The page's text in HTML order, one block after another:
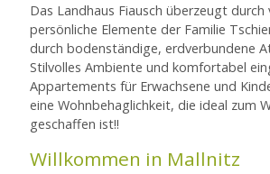
Das Landhaus Fiausch überzeugt durch
persönliche Elemente der Familie
durch bodenständige, erdverbundene
Stilvolles Ambiente und komfortabel
Appartements für Erwachsene und
eine Wohnbehaglichkeit, die ideal zum
geschaffen ist!!
Willkommen in Mallnitz